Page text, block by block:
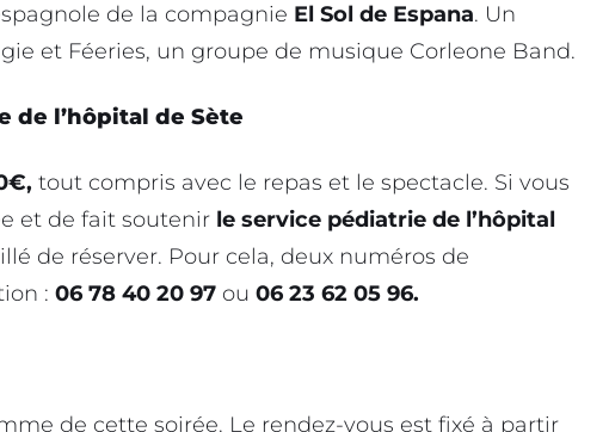
de la compagnie El Sol de Espana. Un
et Féeries, un groupe de musique Corleone Band.
de l’hôpital de Sète
tout compris avec le repas et le spectacle. Si vous
et de fait soutenir le service pédiatrie de l’hôpital
de réserver. Pour cela, deux numéros de
: 06 78 40 20 97 ou 06 23 62 05 96.
de cette soirée. Le rendez-vous est fixé à partir